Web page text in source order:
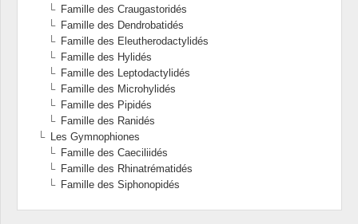
Famille des Craugastoridés
Famille des Dendrobatidés
Famille des Eleutherodactylidés
Famille des Hylidés
Famille des Leptodactylidés
Famille des Microhylidés
Famille des Pipidés
Famille des Ranidés
Les Gymnophiones
Famille des Caeciliidés
Famille des Rhinatrématidés
Famille des Siphonopidés